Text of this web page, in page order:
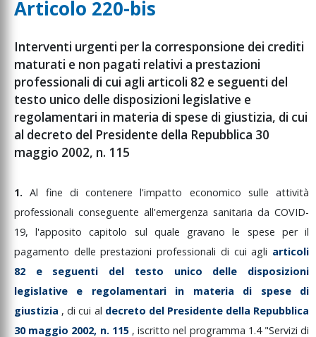
Articolo 220-bis
Interventi urgenti per la corresponsione dei crediti
maturati e non pagati relativi a prestazioni
professionali di cui agli articoli 82 e seguenti del
testo unico delle disposizioni legislative e
regolamentari in materia di spese di giustizia, di cui
al decreto del Presidente della Repubblica 30
maggio 2002, n. 115
1.Al fine di contenerel'impatto economico sulle attività
professionali conseguente all'emergenza sanitaria da COVID-
19,l'appositocapitolo sul quale gravanole spese peril
pagamento delleprestazioniprofessionali di cuiagli articoli
82 e seguenti del testo unico delle disposizioni
legislative e regolamentari in materia di spese di
giustizia ,dicui al decreto del Presidente della Repubblica
30 maggio 2002, n. 115 ,iscrittonel programma 1.4 "Servizidi